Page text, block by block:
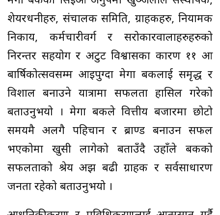
शेयरधनीहरु, संचालक समिति, ग्राहकहरु, नियामक
निकाय, कर्मचारीवर्ग र सरोकारवालाहरुहरुको
निरन्तर सहयोग र अटुट विश्वासका कारण ११ औं
बार्षिकोत्सवसम्म आइपुग्दा मेगा बैंकलाई समृद्ध र
विशाल बनाउने यात्रामा सफलता हासिल गरेको
बताउनुभयो । मेगा बैंकले वित्तीय बजारमा छोटो
समयमै अलगै पहिचान र ब्राण्ड बनाउन सफल
भएकोमा खुसी लागेको बताउँदै उहाँले बैंकको
सफलताको श्रेय अझ बढी ग्राहक र सर्वसाधारण
जनता रहेको बताउनुभयो ।